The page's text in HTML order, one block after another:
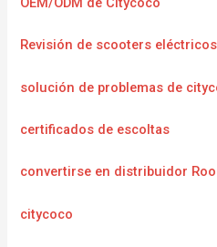
Revisión de scooters
solución de problemas de
certificados de escoltas
convertirse en distribuidor
citycoco